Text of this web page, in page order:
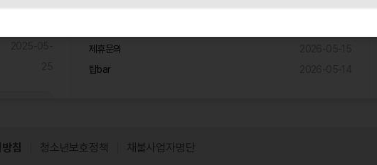
제휴문의
탑bar
침 청소년보호정책 채불사업자명단